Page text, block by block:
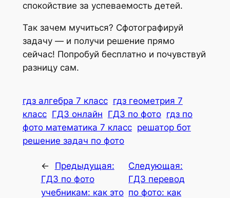
спокойствие за успеваемость детей.
Так зачем мучиться? Сфотографируй
задачу — и получи решение прямо
сейчас! Попробуй бесплатно и почувствуй
разницу сам.
гдз алгебра 7 класс гдз геометрия 7
класс ГДЗ онлайн ГДЗ по фото гдз по
фото математика 7 класс решатор бот
решение задач по фото
←
Предыдущая:
ГДЗ по фото
учебникам: как это
Следующая:
ГДЗ перевод
по фото: как